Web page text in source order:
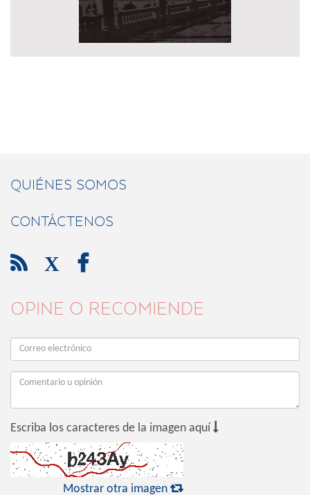
QUIÉNES SOMOS
CONTÁCTENOS
 X 
OPINE O RECOMIENDE
Escriba los caracteres de la imagen aquí 
Mostrar otra imagen 